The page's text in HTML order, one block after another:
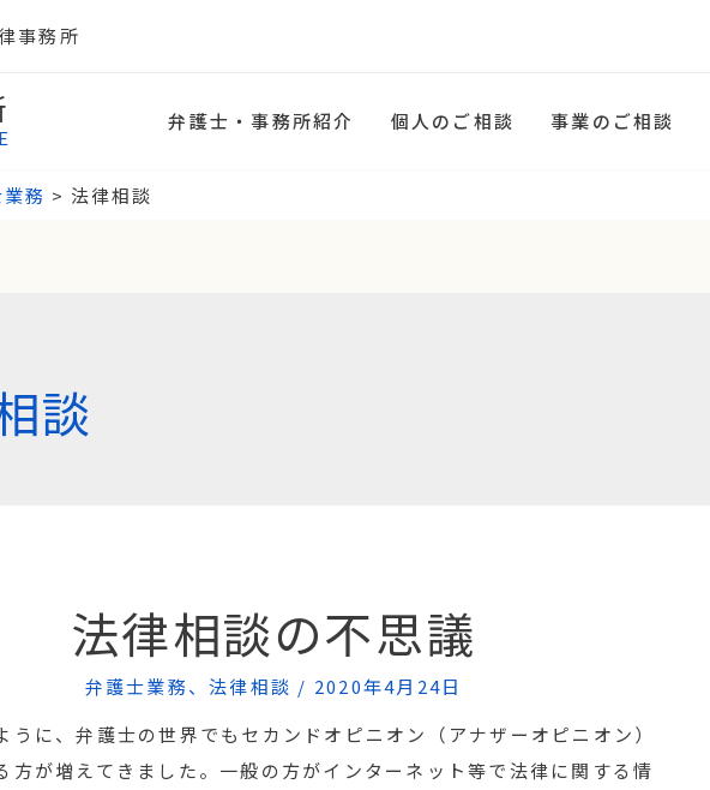
事務所
弁護士・事務所紹介 個人のご相談 事業のご相談
務 法律相談
談
法律相談の不思議
弁護士業務、法律相談 / 2020年4月24日
うに、弁護士の世界でもセカンドオピニオン（アナザーオピニオン）
方が増えてきました。一般の方がインターネット等で法律に関する情